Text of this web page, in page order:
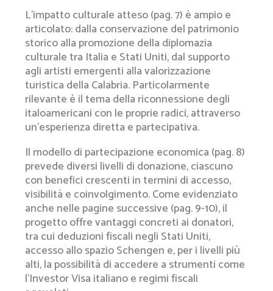
L’impatto culturale atteso (pag. 7) è ampio e
articolato: dalla conservazione del patrimonio
storico alla promozione della diplomazia
culturale tra Italia e Stati Uniti, dal supporto
agli artisti emergenti alla valorizzazione
turistica della Calabria. Particolarmente
rilevante è il tema della riconnessione degli
italoamericani con le proprie radici, attraverso
un’esperienza diretta e partecipativa.
Il modello di partecipazione economica (pag. 8)
prevede diversi livelli di donazione, ciascuno
con benefici crescenti in termini di accesso,
visibilità e coinvolgimento. Come evidenziato
anche nelle pagine successive (pag. 9-10), il
progetto offre vantaggi concreti ai donatori,
tra cui deduzioni fiscali negli Stati Uniti,
accesso allo spazio Schengen e, per i livelli più
alti, la possibilità di accedere a strumenti come
l’Investor Visa italiano e regimi fiscali